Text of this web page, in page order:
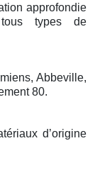
approfondie
types de
Abbeville,
80.
d’origine